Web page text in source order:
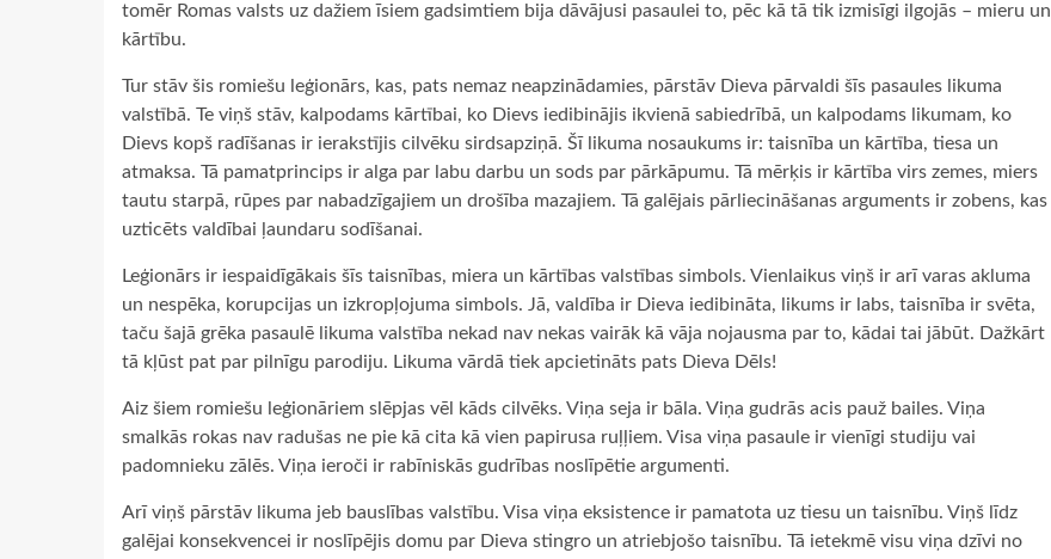
tomēr Romas valsts uz dažiem īsiem gadsimtiem bija dāvājusi pasaulei to, pēc kā tā tik izmisīgi ilgojās – mieru un
kārtību.
Tur stāv šis romiešu leģionārs, kas, pats nemaz neapzinādamies, pārstāv Dieva pārvaldi šīs pasaules likuma
valstībā. Te viņš stāv, kalpodams kārtībai, ko Dievs iedibinājis ikvienā sabiedrībā, un kalpodams likumam, ko
Dievs kopš radīšanas ir ierakstījis cilvēku sirdsapziņā. Šī likuma nosaukums ir: taisnība un kārtība, tiesa un
atmaksa. Tā pamatprincips ir alga par labu darbu un sods par pārkāpumu. Tā mērķis ir kārtība virs zemes, miers
tautu starpā, rūpes par nabadzīgajiem un drošība mazajiem. Tā galējais pārliecināšanas arguments ir zobens, kas
uzticēts valdībai ļaundaru sodīšanai.
Leģionārs ir iespaidīgākais šīs taisnības, miera un kārtības valstības simbols. Vienlaikus viņš ir arī varas akluma
un nespēka, korupcijas un izkropļojuma simbols. Jā, valdība ir Dieva iedibināta, likums ir labs, taisnība ir svēta,
taču šajā grēka pasaulē likuma valstība nekad nav nekas vairāk kā vāja nojausma par to, kādai tai jābūt. Dažkārt
tā kļūst pat par pilnīgu parodiju. Likuma vārdā tiek apcietināts pats Dieva Dēls!
Aiz šiem romiešu leģionāriem slēpjas vēl kāds cilvēks. Viņa seja ir bāla. Viņa gudrās acis pauž bailes. Viņa
smalkās rokas nav radušas ne pie kā cita kā vien papirusa ruļļiem. Visa viņa pasaule ir vienīgi studiju vai
padomnieku zālēs. Viņa ieroči ir rabīniskās gudrības noslīpētie argumenti.
Arī viņš pārstāv likuma jeb bauslības valstību. Visa viņa eksistence ir pamatota uz tiesu un taisnību. Viņš līdz
galējai konsekvencei ir noslīpējis domu par Dieva stingro un atriebjošo taisnību. Tā ietekmē visu viņa dzīvi no